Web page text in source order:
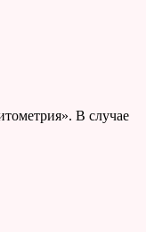
В случае